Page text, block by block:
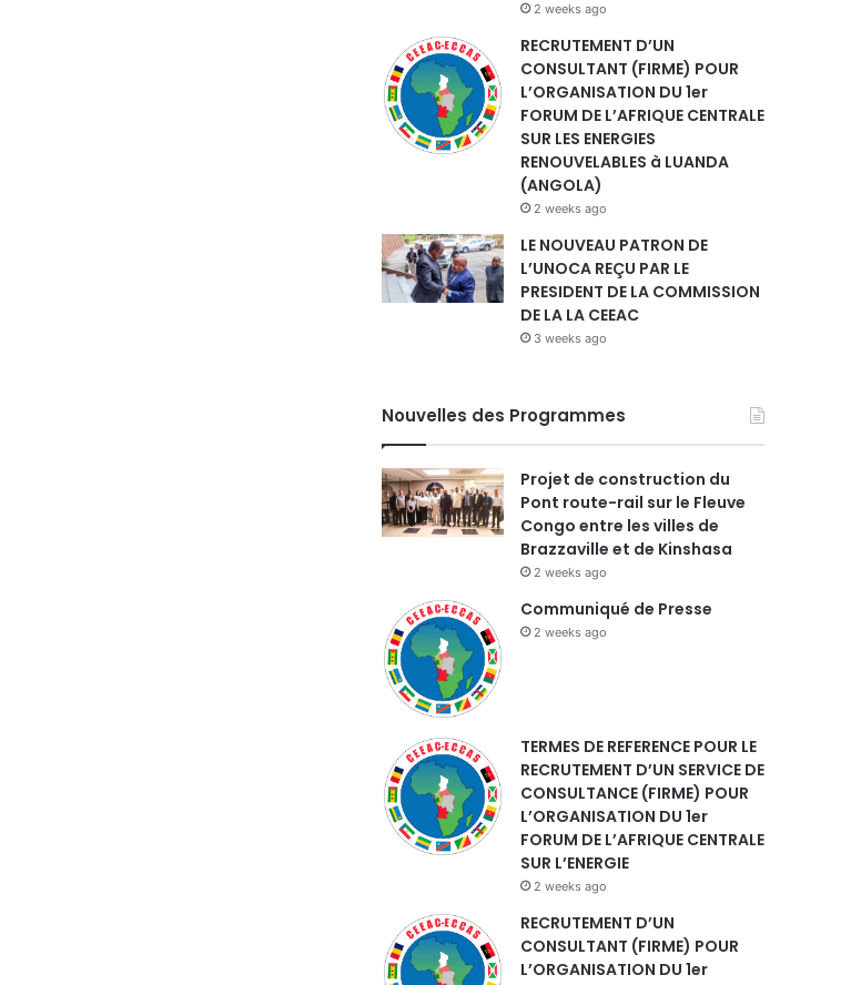
2 weeks ago
RECRUTEMENT D’UN
CONSULTANT (FIRME) POUR
L’ORGANISATION DU 1er
FORUM DE L’AFRIQUE CENTRALE
SUR LES ENERGIES
RENOUVELABLES à LUANDA
(ANGOLA)
2 weeks ago
LE NOUVEAU PATRON DE
L’UNOCA REÇU PAR LE
PRESIDENT DE LA COMMISSION
DE LA LA CEEAC
3 weeks ago
Nouvelles des Programmes
Projet de construction du
Pont route-rail sur le Fleuve
Congo entre les villes de
Brazzaville et de Kinshasa
2 weeks ago
Communiqué de Presse
2 weeks ago
TERMES DE REFERENCE POUR LE
RECRUTEMENT D’UN SERVICE DE
CONSULTANCE (FIRME) POUR
L’ORGANISATION DU 1er
FORUM DE L’AFRIQUE CENTRALE
SUR L’ENERGIE
2 weeks ago
RECRUTEMENT D’UN
CONSULTANT (FIRME) POUR
L’ORGANISATION DU 1er